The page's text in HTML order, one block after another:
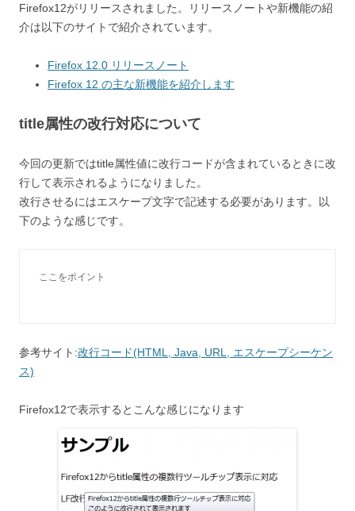
Firefox12がリリースされました。リリースノートや新機能の紹
介は以下のサイトで紹介されています。
Firefox 12.0 リリースノート
Firefox 12 の主な新機能を紹介します
title属性の改行対応について
今回の更新ではtitle属性値に改行コードが含まれているときに改
行して表示されるようになりました。
改行させるにはエスケープ文字で記述する必要があります。以
下のような感じです。
ここをポイント
参考サイト:改行コード(HTML, Java, URL, エスケープシーケン
ス)
Firefox12で表示するとこんな感じになります